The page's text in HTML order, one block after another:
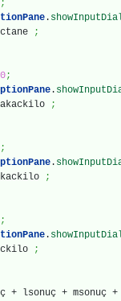
;
.
;
;
.
;
;
.
;
;
.
;
lsonuç + msonuç +